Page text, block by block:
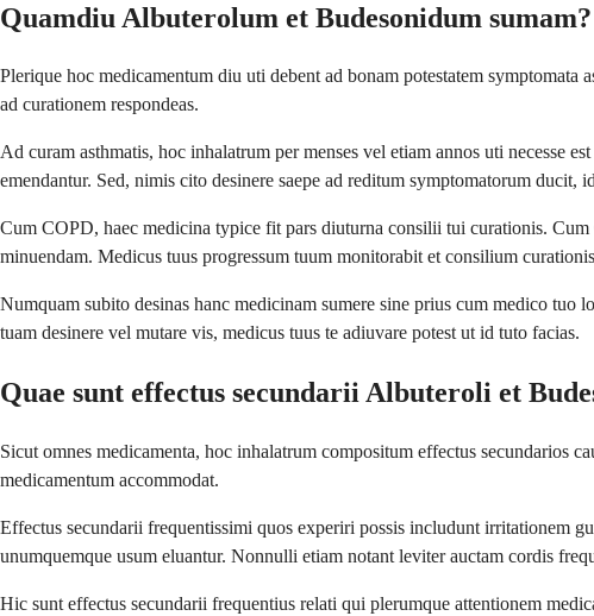
Quamdiu Albuterolum et Budesonidum sumam?
Plerique hoc medicamentum diu uti debent ad bonam potestatem
ad curationem respondeas.
Ad curam asthmatis, hoc inhalatrum per menses vel etiam annos uti necesse
emendantur. Sed, nimis cito desinere saepe ad reditum symptomatorum ducit,
Cum COPD, haec medicina typice fit pars diuturna consilii tui curationis.
minuendam. Medicus tuus progressum tuum monitorabit et consilium
Numquam subito desinas hanc medicinam sumere sine prius cum medico tuo
tuam desinere vel mutare vis, medicus tuus te adiuvare potest ut id tuto facias.
Quae sunt effectus secundarii Albuteroli et
Sicut omnes medicamenta, hoc inhalatrum compositum effectus secundarios
medicamentum accommodat.
Effectus secundarii frequentissimi quos experiri possis includunt irritationem
unumquemque usum eluantur. Nonnulli etiam notant leviter auctam cordis
Hic sunt effectus secundarii frequentius relati qui plerumque attentionem